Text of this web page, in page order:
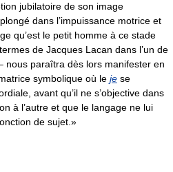
jubilatoire de son image
dans l’impuissance motrice et
qu’est le petit homme à ce stade
de Jacques Lacan dans l’un de
nous paraîtra dès lors manifester en
symbolique où le je se
avant qu’il ne s’objective dans
à l’autre et que le langage ne lui
de sujet.»